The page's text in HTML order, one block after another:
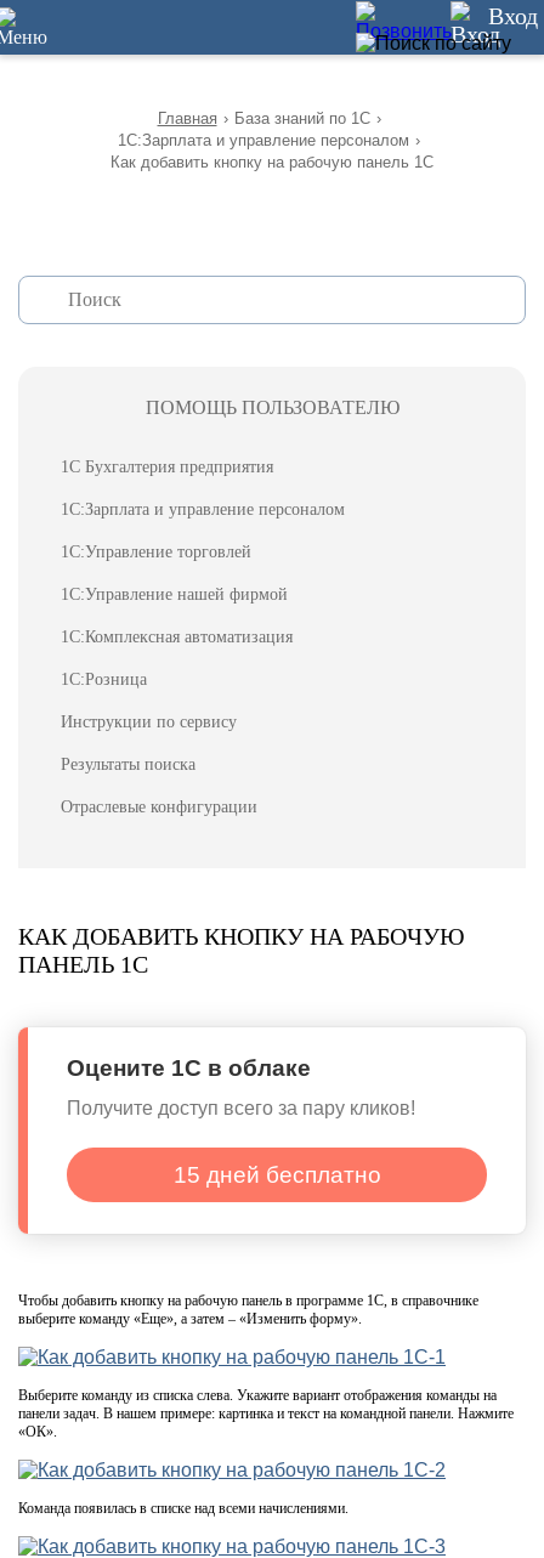
12 Вход
Главная › База знаний по 1С ›
1С:Зарплата и управление персоналом ›
Как добавить кнопку на рабочую панель 1С
ПОМОЩЬ ПОЛЬЗОВАТЕЛЮ
1С Бухгалтерия предприятия
1С:Зарплата и управление персоналом
1С:Управление торговлей
1С:Управление нашей фирмой
1С:Комплексная автоматизация
1С:Розница
Инструкции по сервису
Результаты поиска
Отраслевые конфигурации
КАК ДОБАВИТЬ КНОПКУ НА РАБОЧУЮ
ПАНЕЛЬ 1С
Оцените 1С в облаке
Получите доступ всего за пару кликов!
15 дней бесплатно
Чтобы добавить кнопку на рабочую панель в программе 1С, в справочнике
выберите команду «Еще», а затем – «Изменить форму».
Выберите команду из списка слева. Укажите вариант отображения команды на
панели задач. В нашем примере: картинка и текст на командной панели. Нажмите
«ОК».
Команда появилась в списке над всеми начислениями.